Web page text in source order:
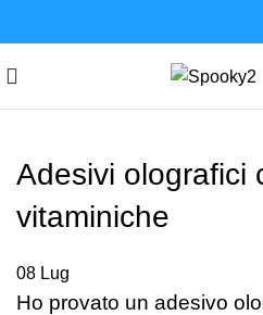
Adesivi olografici
vitaminiche
08 Lug
Ho provato un adesivo